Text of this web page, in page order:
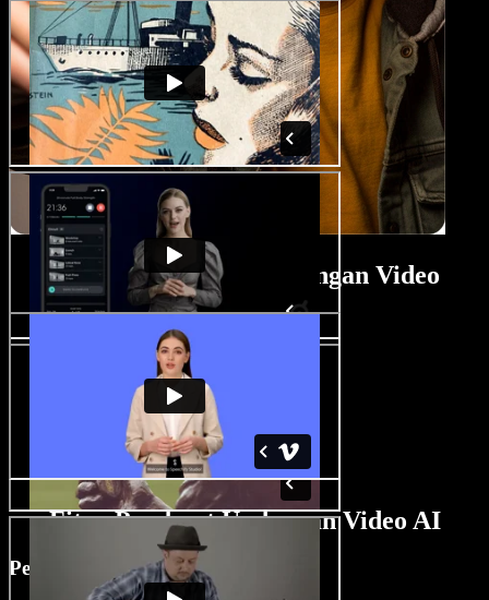
Tutorial Pembuat Undangan Video
Fitur Pembuat Undangan Video AI
Perpustakaan Stok Bebas Royalti